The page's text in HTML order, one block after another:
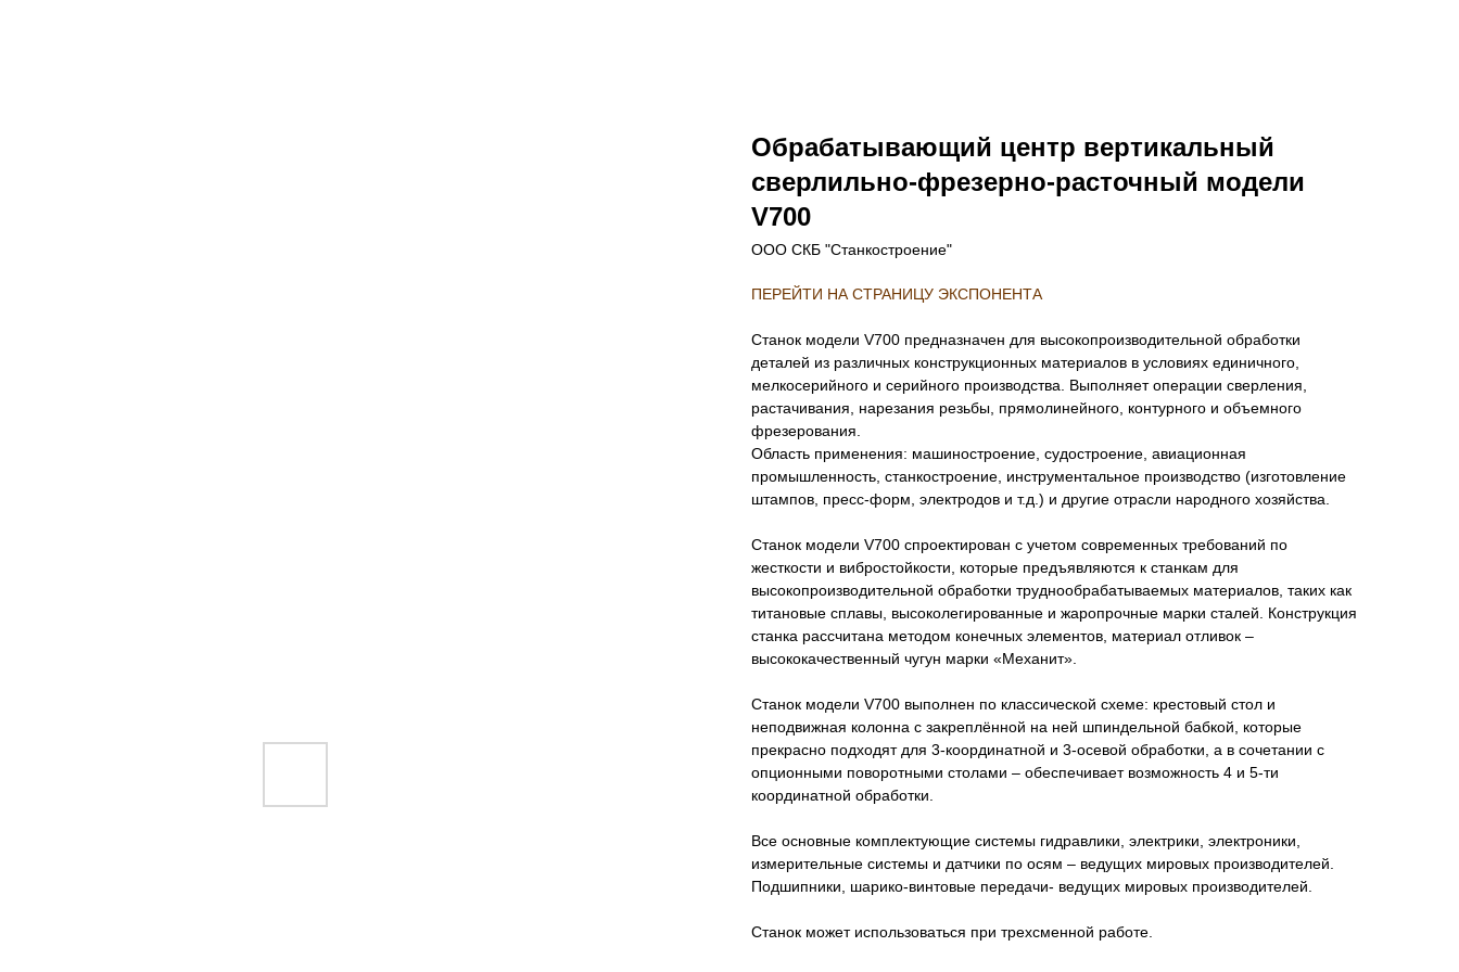
Обрабатывающий центр вертикальный
сверлильно-фрезерно-расточный модели
V700
ООО СКБ "Станкостроение"
ПЕРЕЙТИ НА СТРАНИЦУ ЭКСПОНЕНТА
Станок модели V700 предназначен для высокопроизводительной обработки
деталей из различных конструкционных материалов в условиях единичного,
мелкосерийного и серийного производства. Выполняет операции сверления,
растачивания, нарезания резьбы, прямолинейного, контурного и объемного
фрезерования.
Область применения: машиностроение, судостроение, авиационная
промышленность, станкостроение, инструментальное производство (изготовление
штампов, пресс-форм, электродов и т.д.) и другие отрасли народного хозяйства.
Станок модели V700 спроектирован с учетом современных требований по
жесткости и вибростойкости, которые предъявляются к станкам для
высокопроизводительной обработки труднообрабатываемых материалов, таких как
титановые сплавы, высоколегированные и жаропрочные марки сталей. Конструкция
станка рассчитана методом конечных элементов, материал отливок –
высококачественный чугун марки «Механит».
Станок модели V700 выполнен по классической схеме: крестовый стол и
неподвижная колонна с закреплённой на ней шпиндельной бабкой, которые
прекрасно подходят для 3-координатной и 3-осевой обработки, а в сочетании с
опционными поворотными столами – обеспечивает возможность 4 и 5-ти
координатной обработки.
Все основные комплектующие системы гидравлики, электрики, электроники,
измерительные системы и датчики по осям – ведущих мировых производителей.
Подшипники, шарико-винтовые передачи- ведущих мировых производителей.
Станок может использоваться при трехсменной работе.